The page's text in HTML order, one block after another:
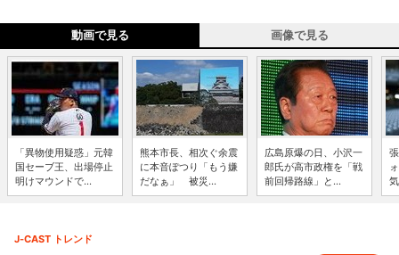
動画で見る 画像で見る
「異物使用疑惑」元韓
国セーブ王、出場停止
明けマウンドで...
熊本市長、相次ぐ余震
に本音ぽつり「もう嫌
だなぁ」 被災...
広島原爆の日、小沢一
郎氏が高市政権を「戦
前回帰路線」と...
J-CAST トレンド